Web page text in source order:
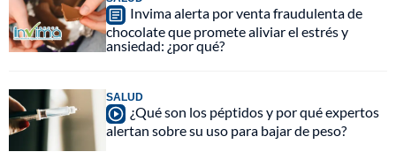
Invima alerta por venta fraudulenta de
chocolate que promete aliviar el estrés y
ansiedad: ¿por qué?
SALUD
¿Qué son los péptidos y por qué expertos
alertan sobre su uso para bajar de peso?